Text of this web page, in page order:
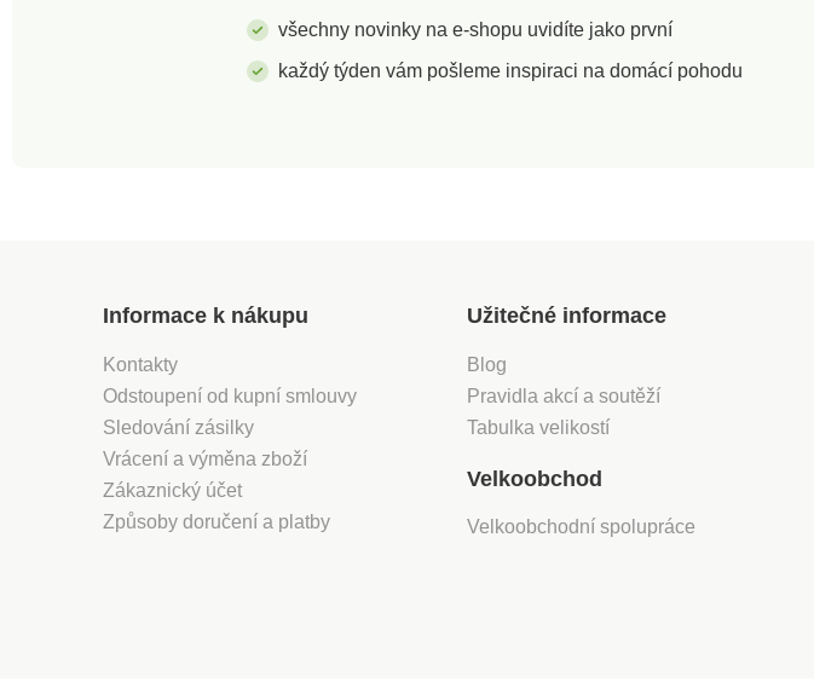
všechny novinky na e-shopu uvidíte jako první
každý týden vám pošleme inspiraci na domácí pohodu
Informace k nákupu
Kontakty
Odstoupení od kupní smlouvy
Sledování zásilky
Vrácení a výměna zboží
Zákaznický účet
Způsoby doručení a platby
Užitečné informace
Blog
Pravidla akcí a soutěží
Tabulka velikostí
Velkoobchod
Velkoobchodní spolupráce